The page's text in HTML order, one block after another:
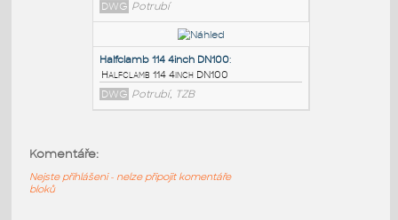
Halfclamb 34 1inch DN25:
Halfclamb 34 1inch DN25
DWG Potrubí
Potrubí
Komentáře:
Nejste přihlášeni - nelze připojit komentáře
bloků